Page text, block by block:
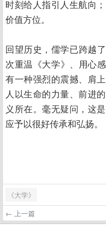
时刻给人指引人生航向
价值方位。
回望历史，儒学已跨越
次重温《大学》、用心
有一种强烈的震撼、肩
人以生命的力量、前进
义所在。毫无疑问，这
应予以很好传承和弘扬。
《大学》
← 上一篇